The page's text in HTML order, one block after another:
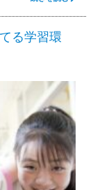
る学習環